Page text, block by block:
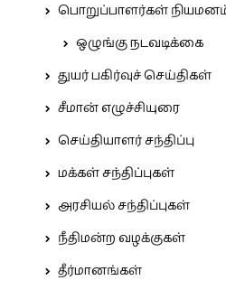
பொறுப்பாளர்கள்
ஒழுங்கு நடவடிக்கை
துயர் பகிர்வுச் செய்திகள்
சீமான் எழுச்சியுரை
செய்தியாளர் சந்திப்பு
மக்கள் சந்திப்புகள்
அரசியல் சந்திப்புகள்
நீதிமன்ற வழக்குகள்
தீர்மானங்கள்